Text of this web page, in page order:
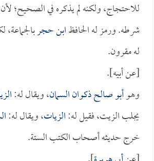
للاحتجاج، ولكنه لم يذكره في الصحيح؛ لأن
شرطه. ورمز له الحافظابن حجر
له مقرون.
[عن أبيه].
وهوأبو صالح ذكوان السمان، ويقال له:
يجلب الزيت، فقيل له:الزيات، ويقال له:
خرج حديثه أصحاب الكتب الستة.